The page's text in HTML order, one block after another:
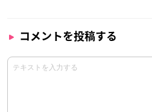
コメントを投稿する